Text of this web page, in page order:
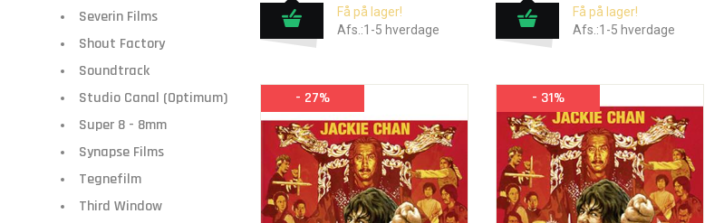
Severin Films
Shout Factory
Soundtrack
Studio Canal (Optimum)
Super 8 - 8mm
Synapse Films
Tegnefilm
Third Window
Få på lager!
Afs.:1-5 hverdage
Få på lager!
Afs.:1-5 hverdage
- 27% - 31%